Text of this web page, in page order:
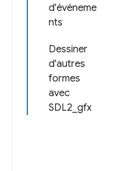
d'événeme
nts
Dessiner
d'autres
formes
avec
SDL2_gfx